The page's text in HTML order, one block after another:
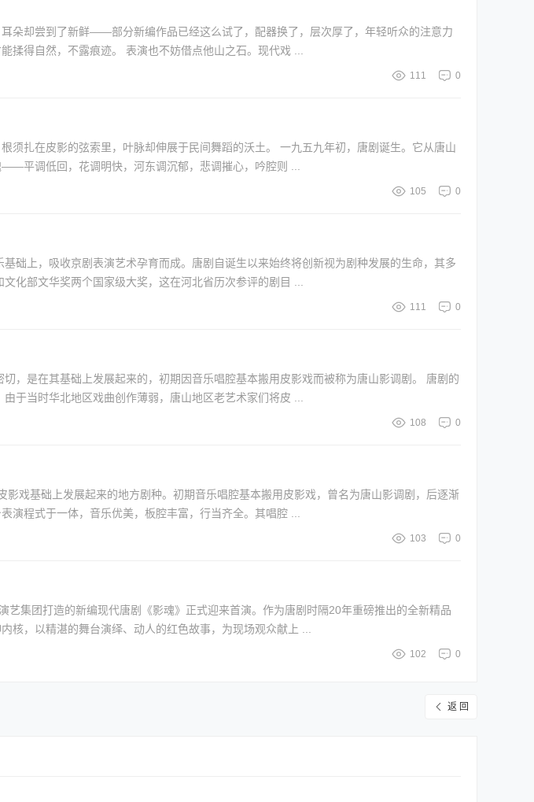
朵却尝到了新鲜——部分新编作品已经这么试了，配器换了，层次厚了，年轻听众的注意力
果然被拽了过来。但这活儿得交给懂行的人，既熟唐剧的筋骨，又摸得透当代音乐的脉搏，才能揉得自然，不露痕迹。 表演也不妨借点他山之石。现代戏 ...
0
111
脉却伸展于民间舞蹈的沃土。 一九五九年初，唐剧诞生。它从唐山
平调低回，花调明快，河东调沉郁，悲调摧心，吟腔则 ...
0
105
础上，吸收京剧表演艺术孕育而成。唐剧自诞生以来始终将创新视为剧种发展的生命，其多
化部文华奖两个国家级大奖，这在河北省历次参评的剧目 ...
0
111
，是在其基础上发展起来的，初期因音乐唱腔基本搬用皮影戏而被称为唐山影调剧。 唐剧的
于当时华北地区戏曲创作薄弱，唐山地区老艺术家们将皮 ...
0
108
戏基础上发展起来的地方剧种。初期音乐唱腔基本搬用皮影戏，曾名为唐山影调剧，后逐渐
演程式于一体，音乐优美，板腔丰富，行当齐全。其唱腔 ...
0
103
集团打造的新编现代唐剧《影魂》正式迎来首演。作为唐剧时隔20年重磅推出的全新精品
核，以精湛的舞台演绎、动人的红色故事，为现场观众献上 ...
0
102
返 回